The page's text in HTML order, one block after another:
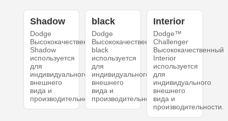
Shadow
Dodge
Высококачественный
Shadow
используется
для
индивидуального
внешнего
вида и
производительности.
black
Dodge
Высококачественный
black
используется
для
индивидуального
внешнего
вида и
производительности.
Interior
Dodge™
Challenger
Высококачественный
Interior
используется
для
индивидуального
внешнего
вида и
производительности.